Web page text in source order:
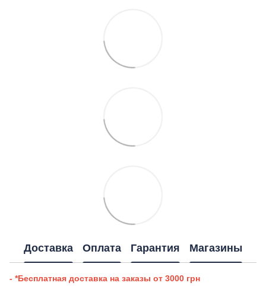
Доставка Оплата Гарантия Магазины
- *Бесплатная доставка на заказы от 3000 грн